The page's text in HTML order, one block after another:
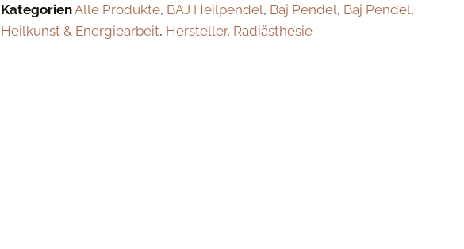
KategorienAlle Produkte, BAJ Heilpendel, Baj Pendel, Baj Pendel,
Heilkunst & Energiearbeit, Hersteller, Radiästhesie